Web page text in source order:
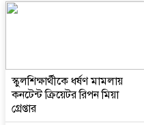
স্কুলশিক্ষার্থীকে ধর্ষণ মামলায়
কনটেন্ট ক্রিয়েটর রিপন মিয়া
গ্রেপ্তার